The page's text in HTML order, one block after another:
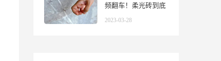
频翻车！柔光砖到底
2023-03-28